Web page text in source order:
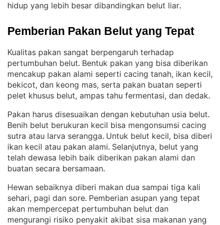
hidup yang lebih besar dibandingkan belut liar.
Pemberian Pakan Belut yang Tepat
Kualitas pakan sangat berpengaruh terhadap
pertumbuhan belut. Bentuk pakan yang bisa diberikan
mencakup pakan alami seperti cacing tanah, ikan kecil,
bekicot, dan keong mas, serta pakan buatan seperti
pelet khusus belut, ampas tahu fermentasi, dan dedak.
Pakan harus disesuaikan dengan kebutuhan usia belut
Benih belut berukuran kecil bisa mengonsumsi cacing
sutra atau larva serangga. Untuk belut kecil, bisa diberi
ikan kecil atau pakan alami. Selanjutnya, belut yang
telah dewasa lebih baik diberikan pakan alami dan
buatan secara bersamaan.
Hewan sebaiknya diberi makan dua sampai tiga kali
sehari, pagi dan sore. Pemberian asupan yang tepat
akan mempercepat pertumbuhan belut dan
mengurangi risiko penyakit akibat sisa makanan yang